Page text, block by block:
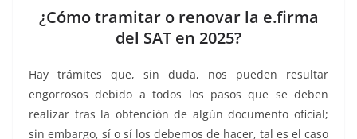
e
o
o
k
er l s
A
p
p
y
Li
n
k
gr
a
m
e
¿Cómo tramitar o renovar la e.firma
del SAT en 2025?
Hay trámites que, sin duda, nos pueden resultar
engorrosos debido a todos los pasos que se deben
realizar tras la obtención de algún documento oficial;
sin embargo, sí o sí los debemos de hacer, tal es el caso